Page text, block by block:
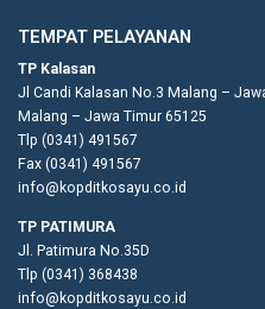
TEMPAT PELAYANAN
TP Kalasan
Jl Candi Kalasan No.3 Malang –
Malang – Jawa Timur 65125
Tlp (0341) 491567
Fax (0341) 491567
info@kopditkosayu.co.id
TP PATIMURA
Jl. Patimura No.35D
Tlp (0341) 368438
info@kopditkosayu.co.id